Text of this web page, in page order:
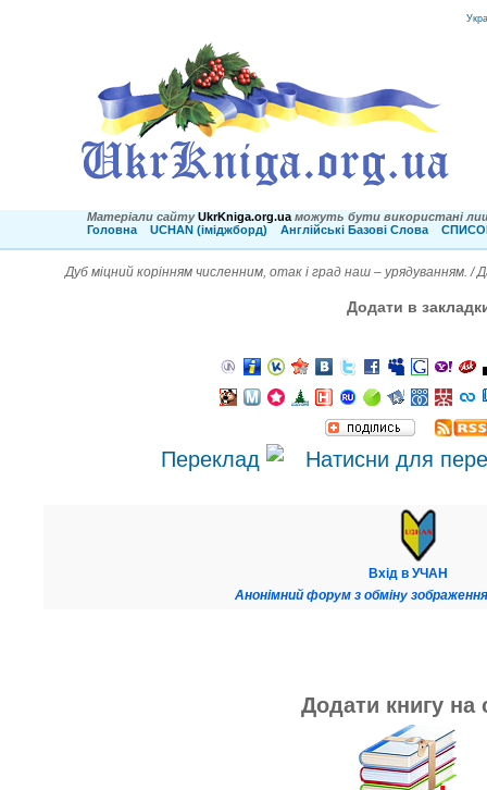
Матеріали сайту UkrKniga.org.ua можуть бути використані
Головна
UCHAN (іміджборд) Англійські Базові Слова
Дуб міцний корінням численним, отак і град наш – урядуванням. /
Додати в
Переклад
Вхід в УЧАН
Анонімний форум з обміну
Додати книгу на